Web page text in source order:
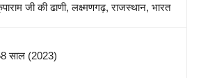
जी की ढाणी, लक्ष्मणगढ़, राजस्थान, भारत
साल (2023)